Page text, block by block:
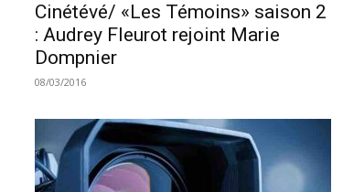
Cinétévé/ «Les Témoins» saison 2
: Audrey Fleurot rejoint Marie
Dompnier
08/03/2016